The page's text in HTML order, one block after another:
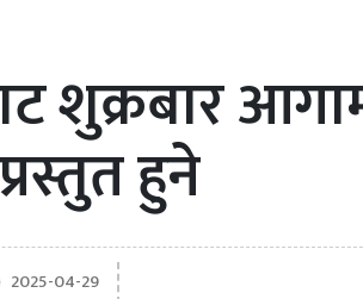
शुक्रबार
हुने
2025-04-29